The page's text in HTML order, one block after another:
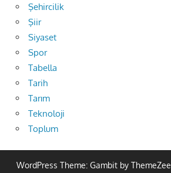
Şehircilik
Şiir
Siyaset
Spor
Tabella
Tarih
Tarım
Teknoloji
Toplum
WordPress Theme: Gambit by ThemeZee.